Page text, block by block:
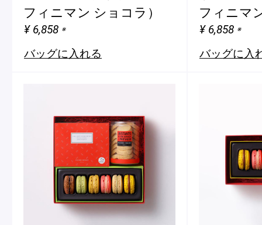
フィニマン ショコラ）
¥ 6,858 ※
バッグに入れる
フィニマ
¥ 6,858 ※
バッグに入